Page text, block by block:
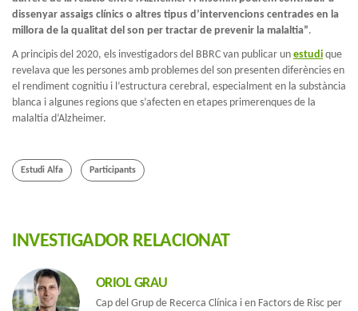
dissenyar assaigs clínics o altres tipus d’intervencions centrades en la
millora de la qualitat del son per tractar de prevenir la malaltia”.
A principis del 2020, els investigadors del BBRC van publicar un estudi que
revelava que les persones amb problemes del son presenten diferències en
el rendiment cognitiu i l’estructura cerebral, especialment en la substància
blanca i algunes regions que s’afecten en etapes primerenques de la
malaltia d’Alzheimer.
Estudi Alfa Participants
INVESTIGADOR RELACIONAT
ORIOL GRAU
Cap del Grup de Recerca Clínica i en Factors de Risc per